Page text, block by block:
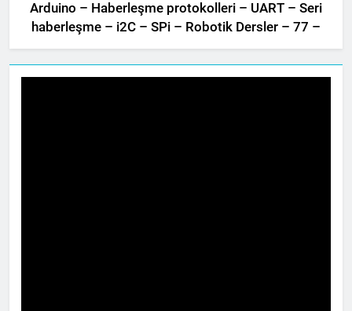
Arduino – Haberleşme protokolleri – UART – Seri
haberleşme – i2C – SPi – Robotik Dersler – 77 –